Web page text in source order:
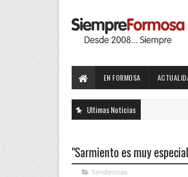
EN FORMOSA
Ultimas Noticias
"Sarmiento es muy
Tendencias